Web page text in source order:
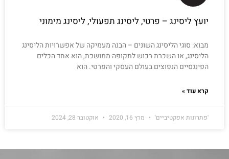
יועץ ליסינג – פרטי, ליסינג תפעולי, ליסינג מימוני
מבוא: סוגי הליסינג השונים – הבנה מעמיקה של אפשרויות הליסינג
הליסינג, או השכרת רכוש לתקופה ממושכת, הוא אחד הכלים
הפיננסיים הנפוצים בעולם העסקי והפרטי. הוא
קרא עוד »
'פתרונות אפקטיביים' מרץ 16, 2020 אוקטובר 28, 2024